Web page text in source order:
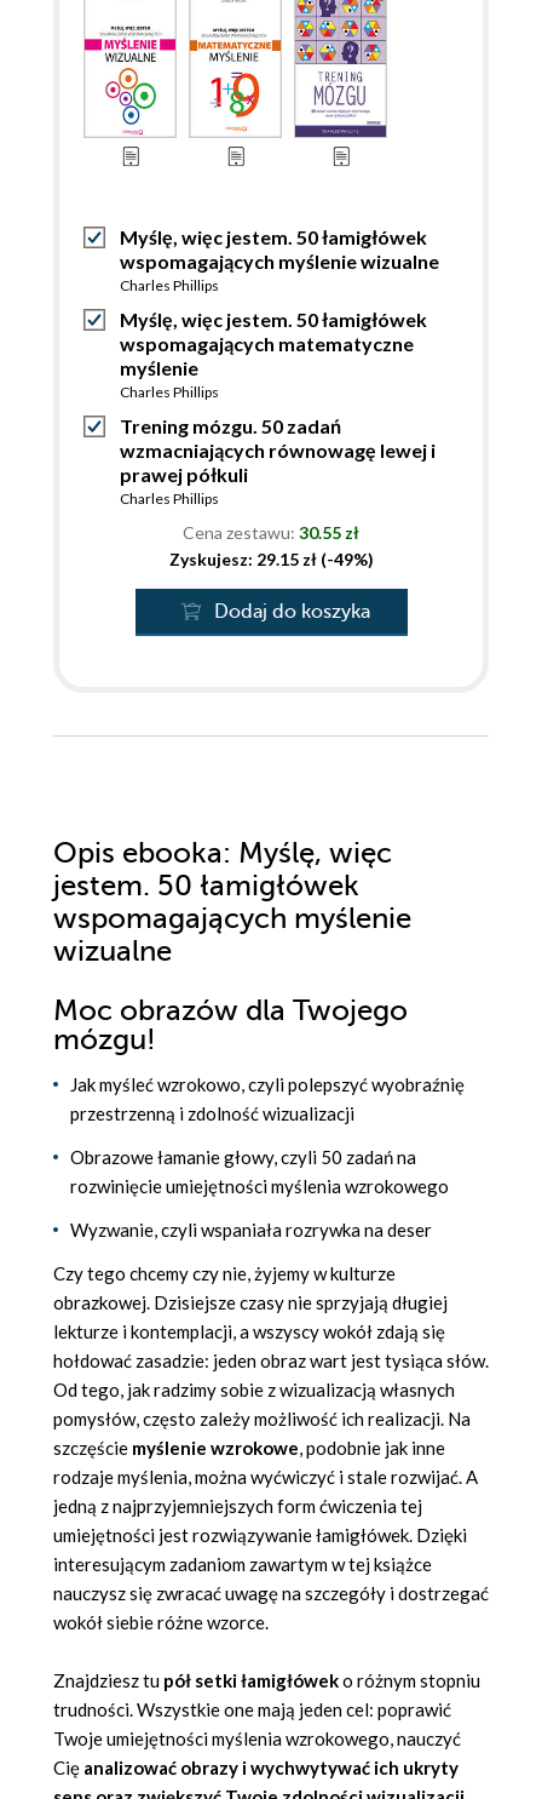
Myślę, więc jestem. 50 łamigłówek
wspomagających myślenie wizualne
Charles Phillips
Myślę, więc jestem. 50 łamigłówek
wspomagających matematyczne
myślenie
Charles Phillips
Trening mózgu. 50 zadań
wzmacniających równowagę lewej i
prawej półkuli
Charles Phillips
Cena zestawu: 30.55 zł
Zyskujesz: 29.15 zł (-49%)
Dodaj do koszyka
Opis ebooka: Myślę, więc
jestem. 50 łamigłówek
wspomagających myślenie
wizualne
Moc obrazów dla Twojego
mózgu!
Jak myśleć wzrokowo, czyli polepszyć wyobraźnię
przestrzenną i zdolność wizualizacji
Obrazowe łamanie głowy, czyli 50 zadań na
rozwinięcie umiejętności myślenia wzrokowego
Wyzwanie, czyli wspaniała rozrywka na deser
Czy tego chcemy czy nie, żyjemy w kulturze
obrazkowej. Dzisiejsze czasy nie sprzyjają długiej
lekturze i kontemplacji, a wszyscy wokół zdają się
hołdować zasadzie: jeden obraz wart jest tysiąca słów.
Od tego, jak radzimy sobie z wizualizacją własnych
pomysłów, często zależy możliwość ich realizacji. Na
szczęście myślenie wzrokowe, podobnie jak inne
rodzaje myślenia, można wyćwiczyć i stale rozwijać. A
jedną z najprzyjemniejszych form ćwiczenia tej
umiejętności jest rozwiązywanie łamigłówek. Dzięki
interesującym zadaniom zawartym w tej książce
nauczysz się zwracać uwagę na szczegóły i dostrzegać
wokół siebie różne wzorce.
Znajdziesz tu pół setki łamigłóweko różnym stopniu
trudności. Wszystkie one mają jeden cel: poprawić
Twoje umiejętności myślenia wzrokowego, nauczyć
Cię analizować obrazy i wychwytywać ich ukryty